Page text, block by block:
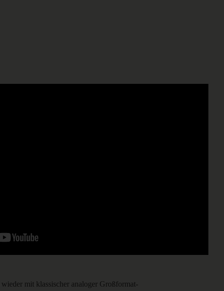
mit klassischer analoger Großformat-